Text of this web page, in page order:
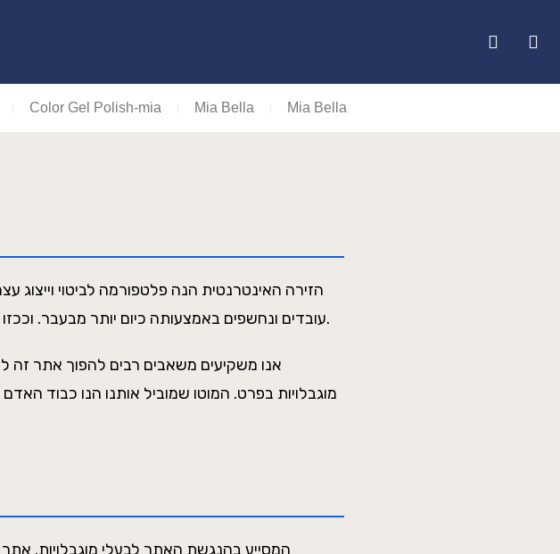
Color Gel Polish-mia Mia Bella Mia Bella
הזירה האינטרנטית הנה פלטפורמה לביטוי וייצוג
עובדים ונחשפים באמצעותה כיום יותר מבעבר. וככזו ישנה מחויבות לאפשר לציבור חווית גלישה מהנה וקלה ככל האפשר.
אנו משקיעים משאבים רבים להפוך אתר זה
מוגבלויות בפרט. המוטו שמוביל אותנו הנו כבוד האדם